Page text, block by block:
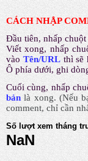
CÁCH NHẬP
Đầu tiên, nhấp chuột
Viết xong, nhấp
vào Tên/URL thì sẽ
Ô phía dưới, ghi
Cuối cùng, nhấp
bản là xong.(Nếu
comment, chỉ cần
Số lượt xem tháng
NaN